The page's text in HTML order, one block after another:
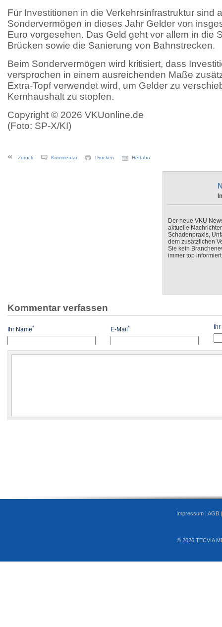
Für Investitionen in die Verkehrsinfrastruktur sind
Sondervermögen in dieses Jahr Gelder von
Euro vorgesehen. Das Geld geht vor allem in die
Brücken sowie die Sanierung von Bahnstrecken.
Beim Sondervermögen wird kritisiert, dass
versprochen in einem ausreichenden Maße
Extra-Topf verwendet wird, um Gelder zu
Kernhaushalt zu stopfen.
Copyright © 2026 VKUonline.de
(Foto: SP-X/KI)
Zurück Kommentar Drucken Heftabo
Der neue VKU
aktuelle
Schadenpraxis,
dem zusätzlichen
Sie kein
immer top
Kommentar verfassen
Ihr Name* E-Mail* Ihr
Impressum | AGB
© 2026 TECVIA